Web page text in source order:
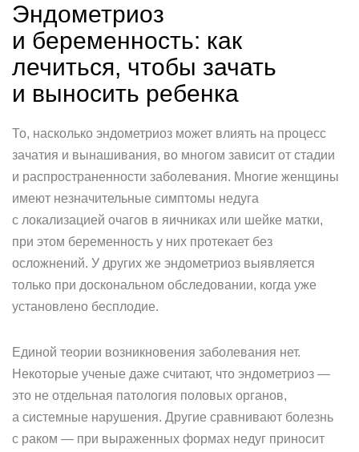
Эндометриоз
и беременность: как
лечиться, чтобы зачать
и выносить ребенка
То, насколько эндометриоз может влиять на процесс
зачатия и вынашивания, во многом зависит от стадии
и распространенности заболевания. Многие женщины
имеют незначительные симптомы недуга
с локализацией очагов в яичниках или шейке матки,
при этом беременность у них протекает без
осложнений. У других же эндометриоз выявляется
только при доскональном обследовании, когда уже
установлено бесплодие.
Единой теории возникновения заболевания нет.
Некоторые ученые даже считают, что эндометриоз —
это не отдельная патология половых органов,
а системные нарушения. Другие сравнивают болезнь
с раком — при выраженных формах недуг приносит